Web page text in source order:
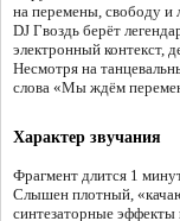
на перемены, свободу
DJ Гвоздь берёт
электронный контекст,
Несмотря на
слова «Мы ждём
Характер звучания
Фрагмент длится 1
Слышен плотный,
синтезаторные